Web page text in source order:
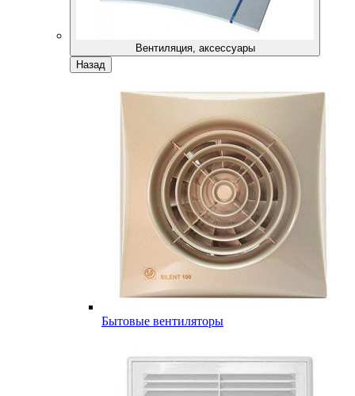
Вентиляция, аксессуары
Назад
Бытовые вентиляторы